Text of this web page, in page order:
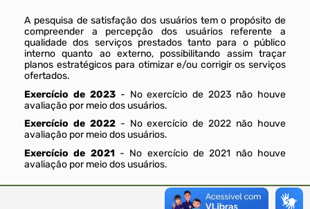
A pesquisa de satisfação dos usuários tem o propósito de
compreender a percepção dos usuários referente a
qualidade dos serviços prestados tanto para o público
interno quanto ao externo, possibilitando assim traçar
planos estratégicos para otimizar e/ou corrigir os serviços
ofertados.
Exercício de 2023- No exercício de 2023 não houve
avaliação por meio dos usuários.
Exercício de 2022- No exercício de 2022 não houve
avaliação por meio dos usuários.
Exercício de 2021 - No exercício de 2021 não houve
avaliação por meio dos usuários.